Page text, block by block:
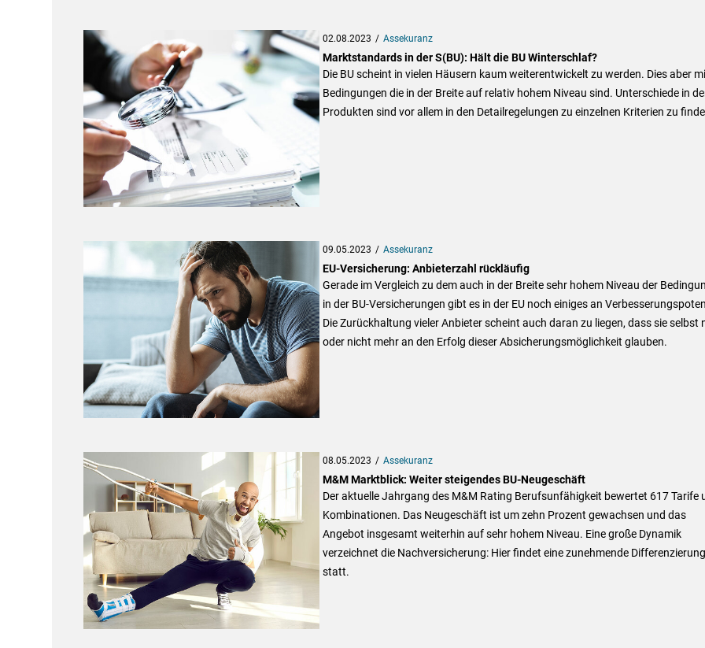
02.08.2023 Assekuranz
Marktstandards in der S(BU): Hält die BU Winterschlaf?
Die BU scheint in vielen Häusern kaum weiterentwickelt zu werden. Dies aber
Bedingungen die in der Breite auf relativ hohem Niveau sind. Unterschiede in
Produkten sind vor allem in den Detailregelungen zu einzelnen Kriterien zu
09.05.2023 Assekuranz
EU-Versicherung: Anbieterzahl rückläufig
Gerade im Vergleich zu dem auch in der Breite sehr hohem Niveau der
in der BU-Versicherungen gibt es in der EU noch einiges an
Die Zurückhaltung vieler Anbieter scheint auch daran zu liegen, dass sie selbst
oder nicht mehr an den Erfolg dieser Absicherungsmöglichkeit glauben.
08.05.2023 Assekuranz
M&M Marktblick: Weiter steigendes BU-Neugeschäft
Der aktuelle Jahrgang des M&M Rating Berufsunfähigkeit bewertet 617 Tarife
Kombinationen. Das Neugeschäft ist um zehn Prozent gewachsen und das
Angebot insgesamt weiterhin auf sehr hohem Niveau. Eine große Dynamik
verzeichnet die Nachversicherung: Hier findet eine zunehmende Differenzierung
statt.